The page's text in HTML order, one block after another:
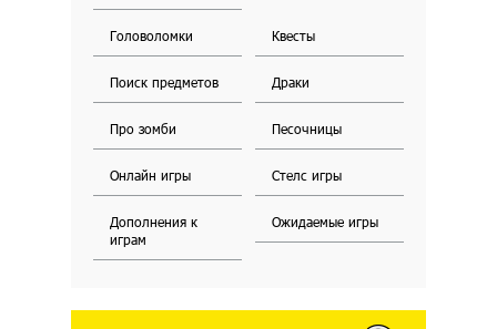
Головоломки Квесты
Поиск предметов Драки
Про зомби Песочницы
Онлайн игры Стелс игры
Дополнения к
играм
Ожидаемые игры